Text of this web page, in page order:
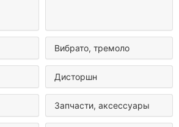
Вибрато, тремоло
Дисторшн
Запчасти, аксессуары